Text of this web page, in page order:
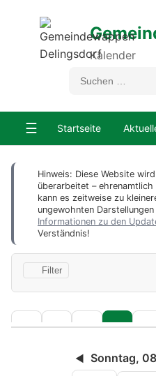
Kalender
☰ Startseite
Hinweis: Diese Website
überarbeitet –
kann es zeitweise zu
ungewohnten
Informationen zu den
Verständnis!
Filter
◀ Sonntag,